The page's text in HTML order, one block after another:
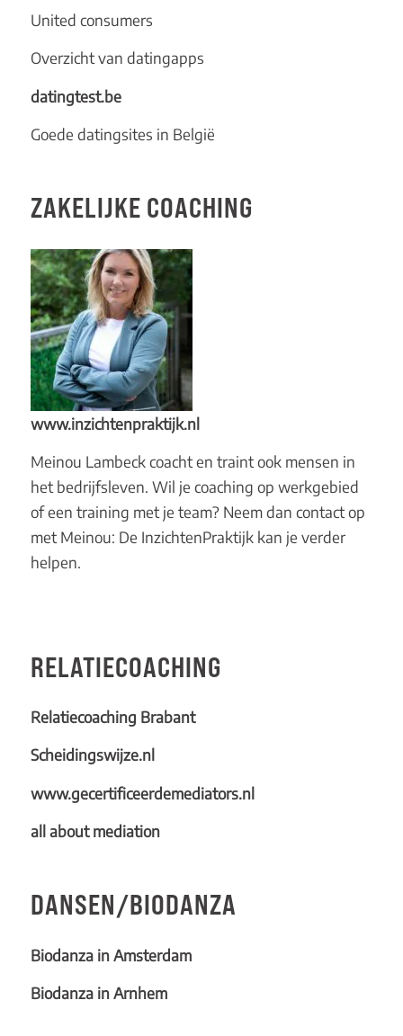
United consumers
Overzicht van datingapps
datingtest.be
Goede datingsites in België
ZAKELIJKE COACHING
www.inzichtenpraktijk.nl
Meinou Lambeck coacht en traint ook mensen in
het bedrijfsleven. Wil je coaching op werkgebied
of een training met je team? Neem dan contact op
met Meinou: De InzichtenPraktijk kan je verder
helpen.
RELATIECOACHING
Relatiecoaching Brabant
Scheidingswijze.nl
www.gecertificeerdemediators.nl
all about mediation
DANSEN/BIODANZA
Biodanza in Amsterdam
Biodanza in Arnhem